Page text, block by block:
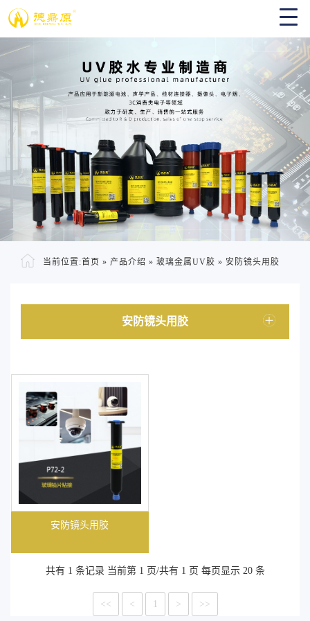
当前位置:首页 » 产品介绍 » 玻璃金属UV胶 » 安防镜头用胶
安防镜头用胶
安防镜头用胶
共有 1 条记录 当前第 1 页/共有 1 页 每页显示 20 条
<< < 1 > >>